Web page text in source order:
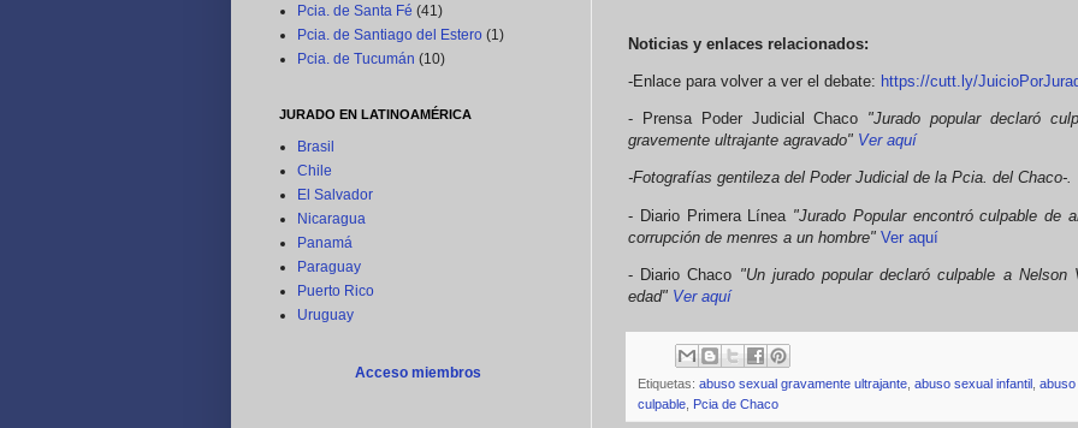
Noticias y enlaces relacionados:
-Enlace para volver a ver el debate: https://cutt.ly/
- Prensa Poder Judicial Chaco "Jurado popular declaró
gravemente ultrajante agravado" Ver aquí
-Fotografías gentileza del Poder Judicial de la Pcia. del Chaco-.
- Diario Primera Línea "Jurado Popular encontró culpable de
corrupción de menres a un hombre" Ver aquí
- Diario Chaco "Un jurado popular declaró culpable a
edad" Ver aquí
Etiquetas: abuso sexual gravamente ultrajante abuso sexual infantil abuso
culpable Pcia de Chaco
Pcia. de Santa Fé (41)
Pcia. de Santiago del Estero (1)
Pcia. de Tucumán (10)
JURADO EN LATINOAMÉRICA
Brasil
Chile
El Salvador
Nicaragua
Panamá
Paraguay
Puerto Rico
Uruguay
Acceso miembros